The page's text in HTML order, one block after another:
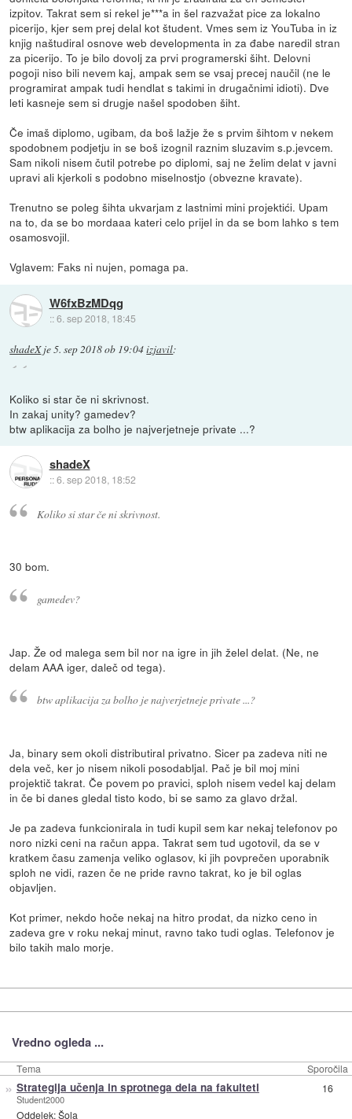
izpitov. Takrat sem si rekel je***a in šel razvažat pice za lokalno
picerijo, kjer sem prej delal kot študent. Vmes sem iz YouTuba in iz
knjig naštudiral osnove web developmenta in za đabe naredil stran
za picerijo. To je bilo dovolj za prvi programerski šiht. Delovni
pogoji niso bili nevem kaj, ampak sem se vsaj precej naučil (ne le
programirat ampak tudi hendlat s takimi in drugačnimi idioti). Dve
leti kasneje sem si drugje našel spodoben šiht.
Če imaš diplomo, ugibam, da boš lažje že s prvim šihtom v nekem
spodobnem podjetju in se boš izognil raznim sluzavim s.p.jevcem.
Sam nikoli nisem čutil potrebe po diplomi, saj ne želim delat v javni
upravi ali kjerkoli s podobno miselnostjo (obvezne kravate).
Trenutno se poleg šihta ukvarjam z lastnimi mini projektići. Upam
na to, da se bo mordaaa kateri celo prijel in da se bom lahko s tem
osamosvojil.
Vglavem: Faks ni nujen, pomaga pa.
W6fxBzMDqg
::6. sep 2018, 18:45
shadeXje5. sep 2018 ob 19:04izjavil:
Koliko si star če ni skrivnost.
In zakaj unity? gamedev?
btw aplikacija za bolho je najverjetneje private ...?
shadeX
::6. sep 2018, 18:52
Koliko si star če ni skrivnost.
30 bom.
gamedev?
Jap. Že od malega sem bil nor na igre in jih želel delat. (Ne, ne
delam AAA iger, daleč od tega).
btw aplikacija za bolho je najverjetneje private ...?
Ja, binary sem okoli distributiral privatno. Sicer pa zadeva niti ne
dela več, ker jo nisem nikoli posodabljal. Pač je bil moj mini
projektič takrat. Če povem po pravici, sploh nisem vedel kaj delam
in če bi danes gledal tisto kodo, bi se samo za glavo držal.
Je pa zadeva funkcionirala in tudi kupil sem kar nekaj telefonov po
noro nizki ceni na račun appa. Takrat sem tud ugotovil, da se v
kratkem času zamenja veliko oglasov, ki jih povprečen uporabnik
sploh ne vidi, razen če ne pride ravno takrat, ko je bil oglas
objavljen.
Kot primer, nekdo hoče nekaj na hitro prodat, da nizko ceno in
zadeva gre v roku nekaj minut, ravno tako tudi oglas. Telefonov je
bilo takih malo morje.
Vredno ogleda ...
Tema Sporočila
» Strategija učenja in sprotnega dela na fakulteti
Student2000
Oddelek:Šola
16